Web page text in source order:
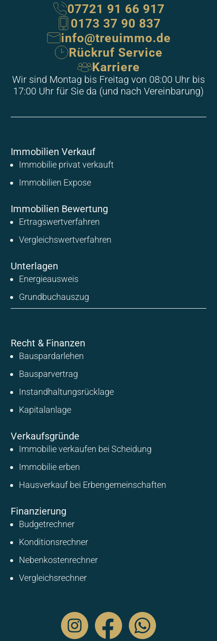
07721 91 66 917
0173 37 90 837
info@treuimmo.de
Rückruf Service
Karriere
Wir sind Montag bis Freitag von 08:00 Uhr bis
17:00 Uhr für Sie da (und nach Vereinbarung)
Immobilien Verkauf
Immobilie privat verkauft
Immobilien Expose
Immobilien Bewertung
Ertragswertverfahren
Vergleichswertverfahren
Unterlagen
Energieausweis
Grundbuchauszug
Recht & Finanzen
Bauspardarlehen
Bausparvertrag
Instandhaltungsrücklage
Kapitalanlage
Verkaufsgründe
Immobilie verkaufen bei Scheidung
Immobilie erben
Hausverkauf bei Erbengemeinschaften
Finanzierung
Budgetrechner
Konditionsrechner
Nebenkostenrechner
Vergleichsrechner